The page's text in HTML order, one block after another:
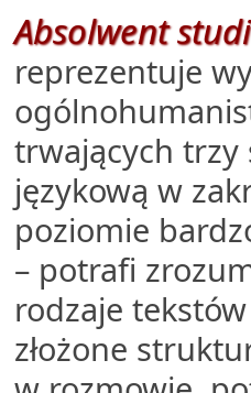
Absolwent
reprezentuje
trwających trzy
językową w
poziomie
– potrafi
rodzaje
złożone